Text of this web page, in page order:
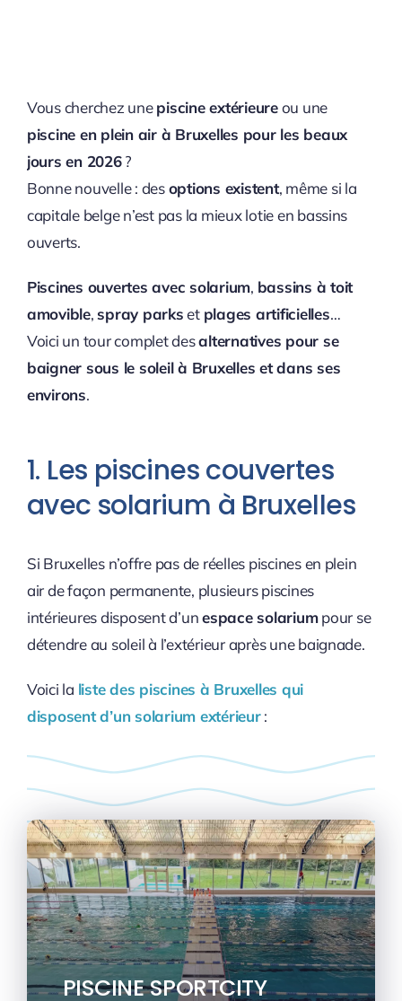
Vous cherchez unepiscine extérieureou une
piscine en plein air à Bruxelles pour les beaux
jours en 2026?
Bonne nouvelle : desoptions existent, même si la
capitale belge n’est pas la mieux lotie en bassins
ouverts.
Piscines ouvertes avec solarium, bassins à toit
amovible,spray parkset plages artificielles…
Voici un tour complet desalternatives pour se
baigner sous le soleil à Bruxelles et dans ses
environs.
1. Les piscines couvertes
avec solarium à Bruxelles
Si Bruxelles n’offre pas de réelles piscines en plein
air de façon permanente, plusieurs piscines
intérieures disposent d’unespace solariumpour se
détendre au soleil à l’extérieur après une baignade.
Voici la liste des piscines à Bruxelles qui
disposent d’un solarium extérieur:
PISCINE SPORTCITY